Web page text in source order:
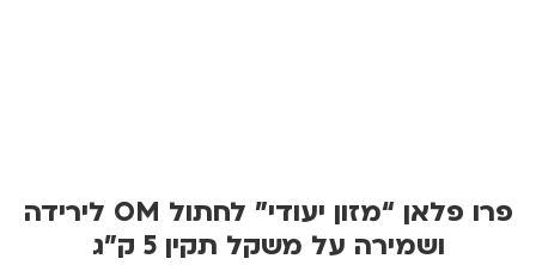
פרו פלאן “מזון יעודי” לחתול OM לירידה
ושמירה על משקל תקין 5 ק”ג